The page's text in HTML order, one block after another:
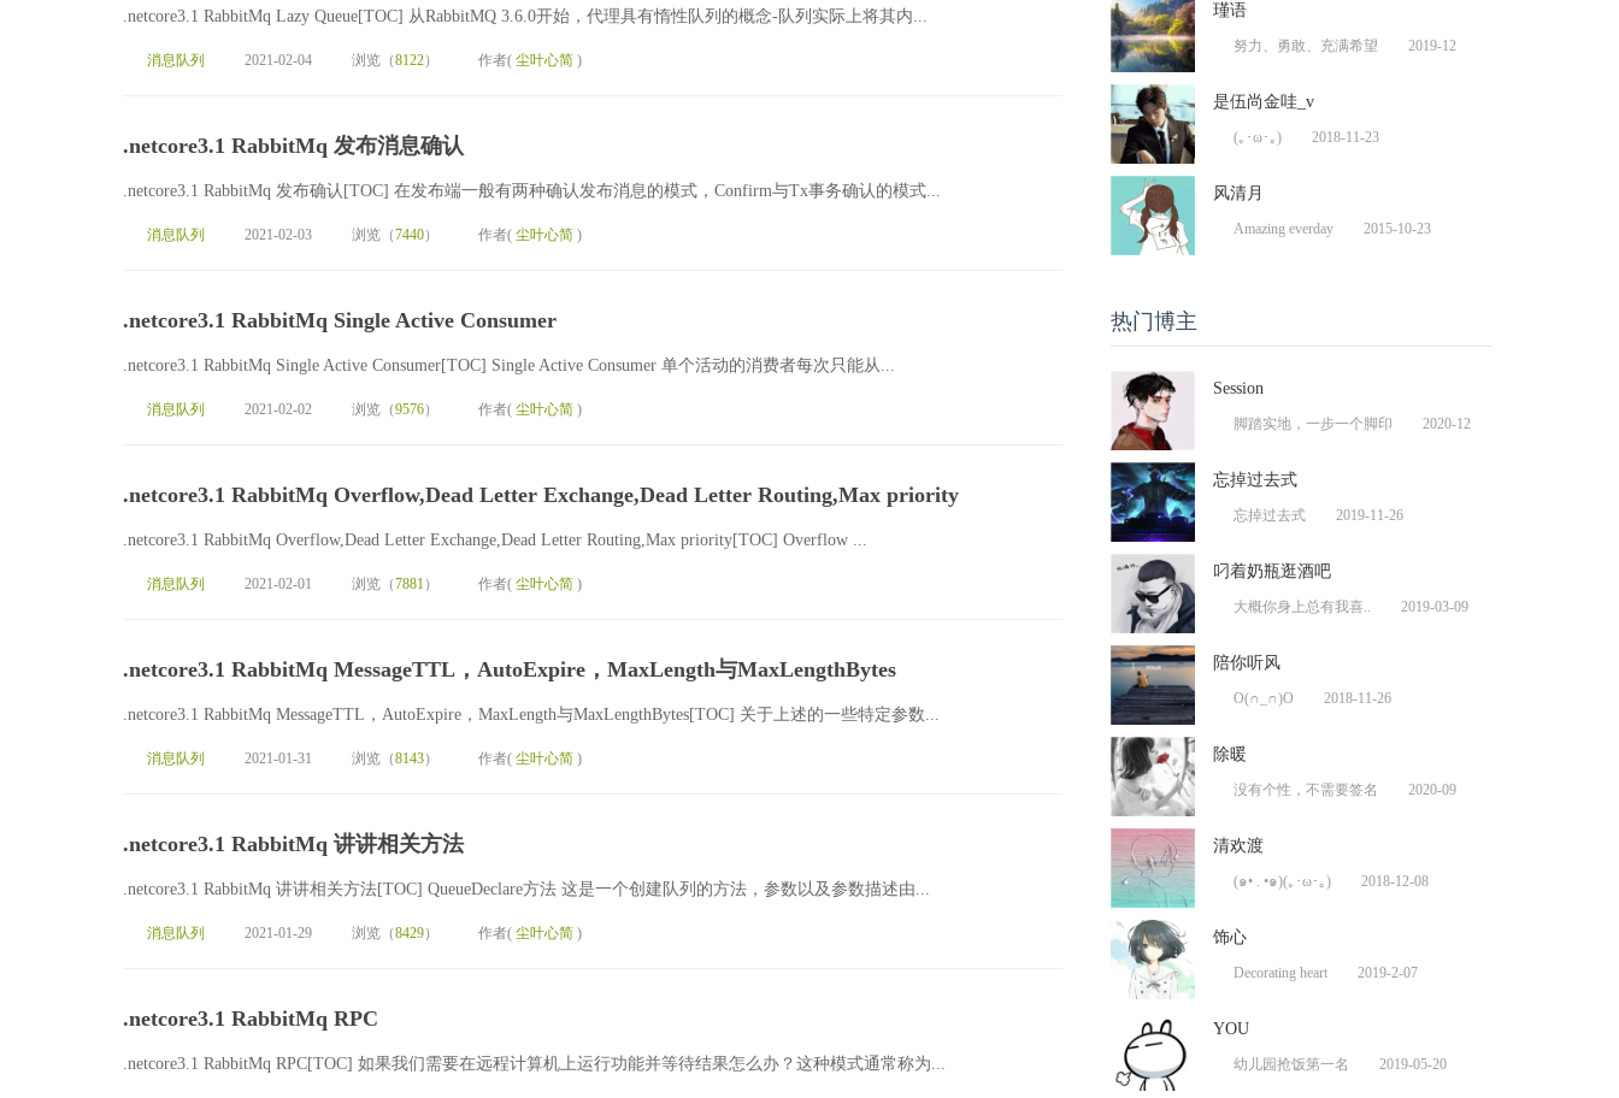
.netcore3.1 RabbitMq Lazy Queue[TOC] 从RabbitMQ 3.6.0开始，代理具有惰性队列的概念-队列实际上将其内...
消息队列 2021-02-04 浏览（8122） 作者( 尘叶心简 )
.netcore3.1 RabbitMq 发布消息确认
.netcore3.1 RabbitMq 发布确认[TOC] 在发布端一般有两种确认发布消息的模式，Confirm与Tx事务确认的模式...
消息队列 2021-02-03 浏览（7440） 作者( 尘叶心简 )
.netcore3.1 RabbitMq Single Active Consumer
.netcore3.1 RabbitMq Single Active Consumer[TOC] Single Active Consumer 单个活动的消费者每次只能从...
消息队列 2021-02-02 浏览（9576） 作者( 尘叶心简 )
.netcore3.1 RabbitMq Overflow,Dead Letter Exchange,Dead Letter Routing,Max priority
.netcore3.1 RabbitMq Overflow,Dead Letter Exchange,Dead Letter Routing,Max priority[TOC] Overflow ...
消息队列 2021-02-01 浏览（7881） 作者( 尘叶心简 )
.netcore3.1 RabbitMq MessageTTL，AutoExpire，MaxLength与MaxLengthBytes
.netcore3.1 RabbitMq MessageTTL，AutoExpire，MaxLength与MaxLengthBytes[TOC] 关于上述的一些特定参数...
消息队列 2021-01-31 浏览（8143） 作者( 尘叶心简 )
.netcore3.1 RabbitMq 讲讲相关方法
.netcore3.1 RabbitMq 讲讲相关方法[TOC] QueueDeclare方法 这是一个创建队列的方法，参数以及参数描述由...
消息队列 2021-01-29 浏览（8429） 作者( 尘叶心简 )
.netcore3.1 RabbitMq RPC
.netcore3.1 RabbitMq RPC[TOC] 如果我们需要在远程计算机上运行功能并等待结果怎么办？这种模式通常称为...
瑾语
努力、勇敢、充满希望 2019-12
是伍尚金哇_v
(｡･ω･｡) 2018-11-23
风清月
Amazing everday 2015-10-23
热门博主
Session
脚踏实地，一步一个脚印 2020-12
忘掉过去式
忘掉过去式 2019-11-26
叼着奶瓶逛酒吧
大概你身上总有我喜.. 2019-03-09
陪你听风
O(∩_∩)O 2018-11-26
除暖
没有个性，不需要签名 2020-09
清欢渡
(๑• . •๑)(｡･ω･｡) 2018-12-08
饰心
Decorating heart 2019-2-07
YOU
幼儿园抢饭第一名 2019-05-20